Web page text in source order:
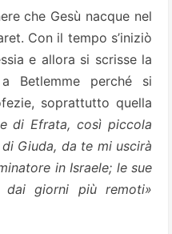
che Gesù nacque nel
Con il tempo s’iniziò
e allora si scrisse la
Betlemme perché si
soprattutto quella
di Efrata, così piccola
Giuda, da te mi uscirà
in Israele; le sue
dai giorni più remoti»